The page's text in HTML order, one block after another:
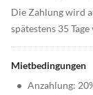
Die Zahlung wird
spätestens 35
Mietbedingungen
• Anzahlung: